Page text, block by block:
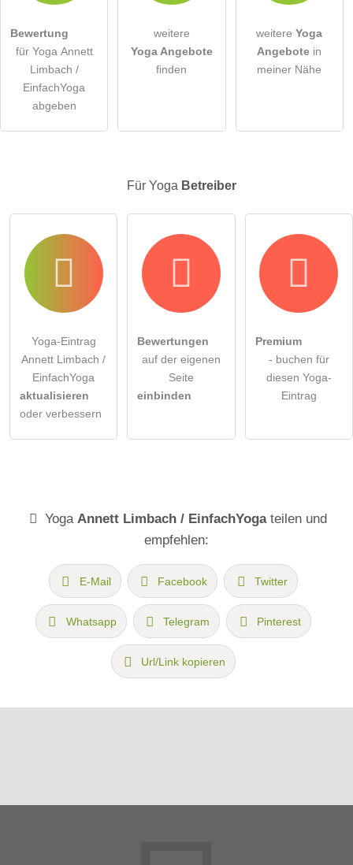
Hinweis: Bitte beachten Sie, öffentliche Fragen sindfür alle
Klicken Sie hier um eine
Bewertung
für Yoga Annett
Limbach /
EinfachYoga
abgeben
weitere
Yoga Angebote
finden
weitereYoga
Angebote in
meiner Nähe
Für Yoga Betreiber
Yoga-Eintrag
Annett Limbach /
EinfachYoga
aktualisieren
oder verbessern
Bewertungen
auf der eigenen
Seite
einbinden
Premium
- buchen für
diesen Yoga-
Eintrag
Yoga Annett Limbach / EinfachYogateilen und
empfehlen:
E-Mail Facebook Twitter
Whatsapp Telegram Pinterest
Url/Link kopieren